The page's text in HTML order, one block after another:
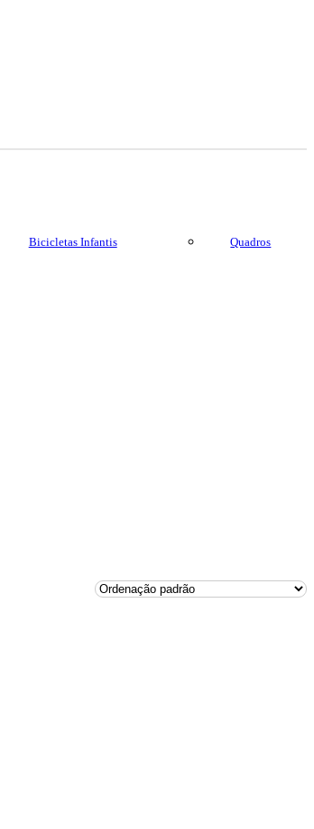
Bicicletas Infantis Quadros